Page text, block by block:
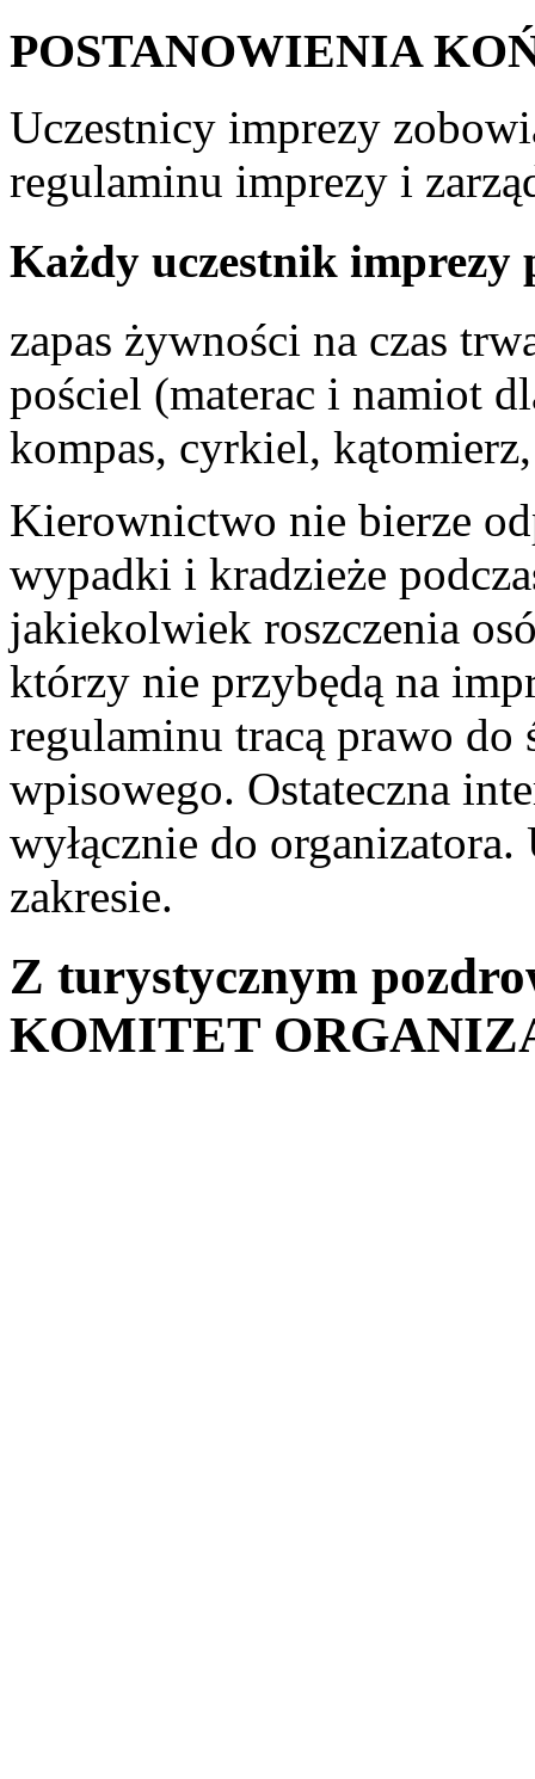
POSTANOWIENIA
Uczestnicy imprezy
regulaminu imprezy i
Każdy uczestnik imprezy
zapas żywności na czas
pościel (materac i namiot
kompas, cyrkiel,
Kierownictwo nie bierze
wypadki i kradzieże
jakiekolwiek roszczenia
którzy nie przybędą na
regulaminu tracą prawo
wpisowego. Ostateczna
wyłącznie do organizatora.
zakresie.
Z turystycznym
KOMITET